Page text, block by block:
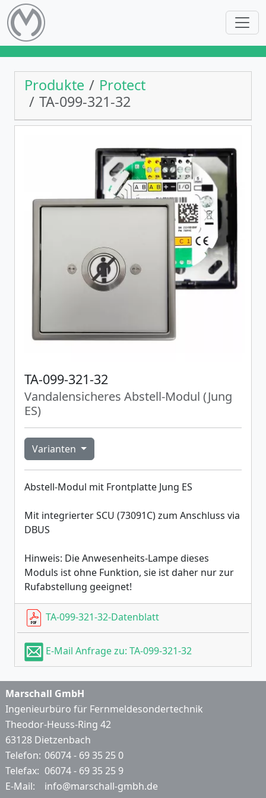
Produkte
Protect
TA-099-321-32
TA-099-321-32
Vandalensicheres Abstell-Modul (Jung
ES)
Varianten
Abstell-Modul mit Frontplatte Jung ES
Mit integrierter SCU (73091C) zum Anschluss via
DBUS
Hinweis: Die Anwesenheits-Lampe dieses
Moduls ist ohne Funktion, sie ist daher nur zur
Rufabstellung geeignet!
TA-099-321-32-Datenblatt
E-Mail Anfrage zu: TA-099-321-32
Marschall GmbH
Ingenieurbüro für Fernmeldesondertechnik
Theodor-Heuss-Ring 42
63128 Dietzenbach
Telefon: 06074 - 69 35 25 0
Telefax: 06074 - 69 35 25 9
E-Mail:
info@marschall-gmbh.de